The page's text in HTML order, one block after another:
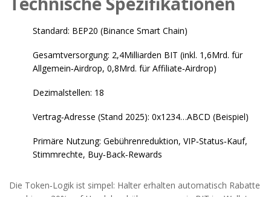
Standard: BEP20 (Binance Smart Chain)
Gesamtversorgung: 2,4Milliarden BIT (inkl. 1,6Mrd. für
Allgemein‑Airdrop, 0,8Mrd. für Affiliate‑Airdrop)
Dezimalstellen: 18
Vertrag‑Adresse (Stand 2025): 0x1234…ABCD (Beispiel)
Primäre Nutzung: Gebührenreduktion, VIP‑Status‑Kauf,
Stimmrechte, Buy‑Back‑Rewards
Die Token‑Logik ist simpel: Halter erhalten automatisch Rabatte